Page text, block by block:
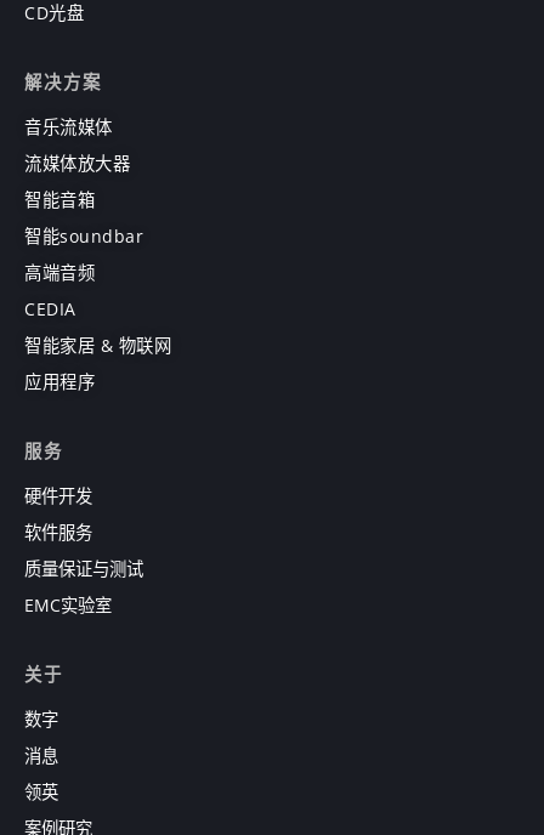
CD光盘
解决方案
音乐流媒体
流媒体放大器
智能音箱
智能soundbar
高端音频
CEDIA
智能家居 & 物联网
应用程序
服务
硬件开发
软件服务
质量保证与测试
EMC实验室
关于
数字
消息
领英
案例研究